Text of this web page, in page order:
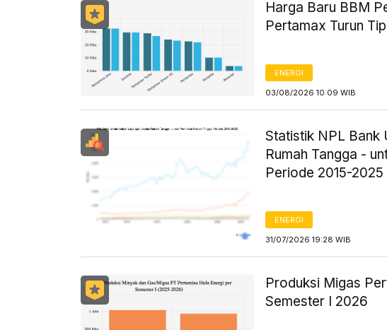
Harga Baru BBM
Pertamax Turun
ENERGI
03/08/2026 10:09 WIB
Statistik NPL Bank
Rumah Tangga -
Periode 2015-2025
ENERGI
31/07/2026 19:28 WIB
Produksi Migas
Semester I 2026